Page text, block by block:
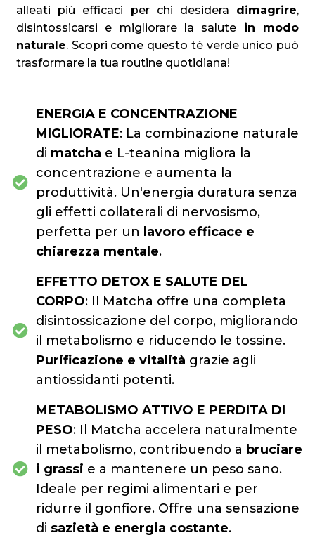
alleati più efficaci per chi desidera dimagrire,
disintossicarsi e migliorare la salute in modo
naturale. Scopri come questo tè verde unico può
trasformare la tua routine quotidiana!
ENERGIA E CONCENTRAZIONE
MIGLIORATE: La combinazione naturale
di matcha e L-teanina migliora la
concentrazione e aumenta la
produttività. Un'energia duratura senza
gli effetti collaterali di nervosismo,
perfetta per un lavoro efficace e
chiarezza mentale.
EFFETTO DETOX E SALUTE DEL
CORPO: Il Matcha offre una completa
disintossicazione del corpo, migliorando
il metabolismo e riducendo le tossine.
Purificazione e vitalità grazie agli
antiossidanti potenti.
METABOLISMO ATTIVO E PERDITA DI
PESO: Il Matcha accelera naturalmente
il metabolismo, contribuendo a bruciare
i grassi e a mantenere un peso sano.
Ideale per regimi alimentari e per
ridurre il gonfiore. Offre una sensazione
di sazietà e energia costante.